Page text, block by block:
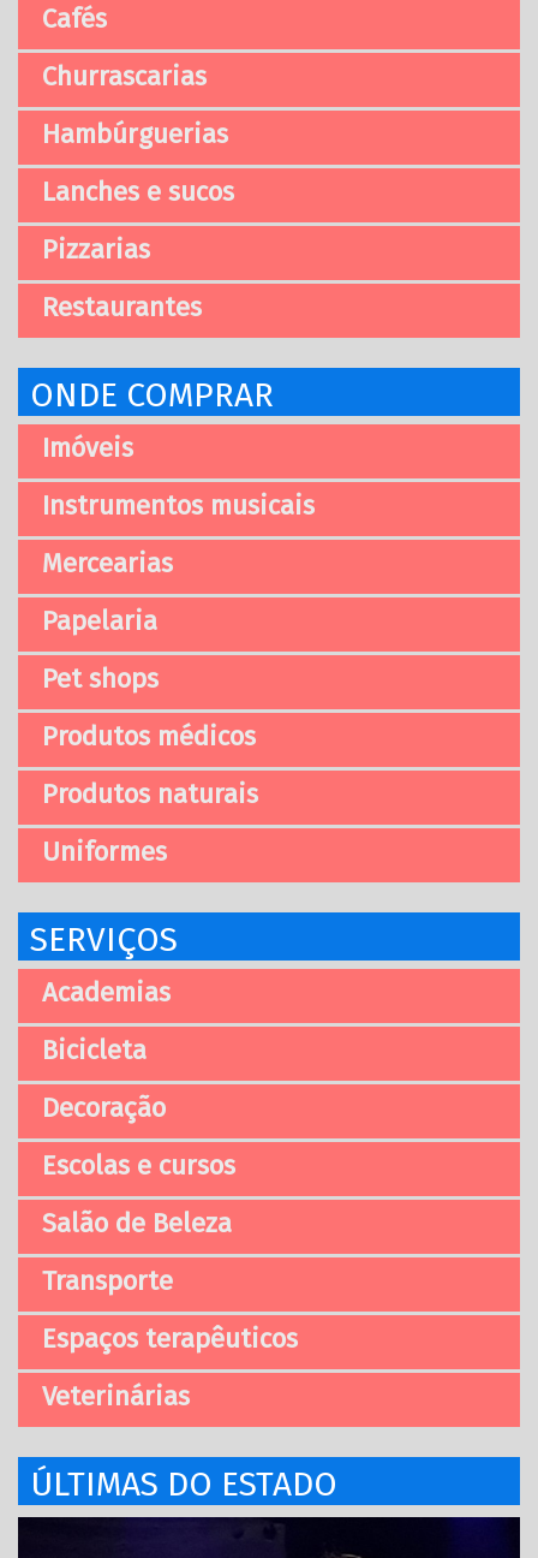
Cafés
Churrascarias
Hambúrguerias
Lanches e sucos
Pizzarias
Restaurantes
ONDE COMPRAR
Imóveis
Instrumentos musicais
Mercearias
Papelaria
Pet shops
Produtos médicos
Produtos naturais
Uniformes
SERVIÇOS
Academias
Bicicleta
Decoração
Escolas e cursos
Salão de Beleza
Transporte
Espaços terapêuticos
Veterinárias
ÚLTIMAS DO ESTADO